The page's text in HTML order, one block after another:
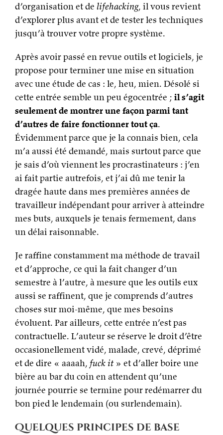
d’organisation et de lifehacking, il vous revient
d’explorer plus avant et de tester les techniques
jusqu’à trouver votre propre système.
Après avoir passé en revue outils et logiciels, je
propose pour terminer une mise en situation
avec une étude de cas : le, heu, mien. Désolé si
cette entrée semble un peu égocentrée ; il s’agit
seulement de montrer une façon parmi tant
d’autres de faire fonctionner tout ça.
Évidemment parce que je la connais bien, cela
m’a aussi été demandé, mais surtout parce que
je sais d’où viennent les procrastinateurs : j’en
ai fait partie autrefois, et j’ai dû me tenir la
dragée haute dans mes premières années de
travailleur indépendant pour arriver à atteindre
mes buts, auxquels je tenais fermement, dans
un délai raisonnable.
Je raffine constamment ma méthode de travail
et d’approche, ce qui la fait changer d’un
semestre à l’autre, à mesure que les outils eux
aussi se raffinent, que je comprends d’autres
choses sur moi-même, que mes besoins
évoluent. Par ailleurs, cette entrée n’est pas
contractuelle. L’auteur se réserve le droit d’être
occasionellement vidé, malade, crevé, déprimé
et de dire « aaaah, fuck it » et d’aller boire une
bière au bar du coin en attendent qu’une
journée pourrie se termine pour redémarrer du
bon pied le lendemain (ou surlendemain).
Quelques principes de base